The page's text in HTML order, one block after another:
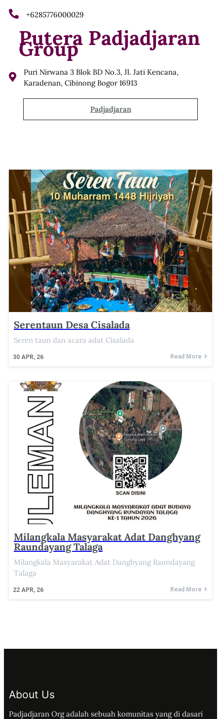
+6285776000029
Putera Padjadjaran
Group
Puri Nirwana 3 Blok BD No.3, Jl. Jati Kencana,
Karadenan, Cibinong Bogor 16913
Padjadjaran
Serentaun Desa Cisalada
30 APR, 26
Seren taun dan acara adat Cisalada
Read More
Milangkala Masyarakat Adat Danghyang
Raundayang Talaga
22 APR, 26
Milangkala Masyarakat Adat Danghyang Raundayang
Talaga
Read More
About Us
Padjadjaran Org adalah sebuah komunitas yang di dasari